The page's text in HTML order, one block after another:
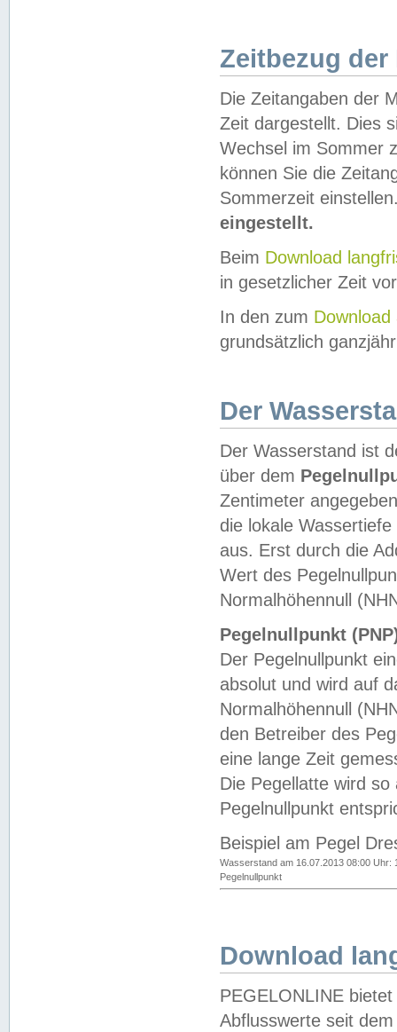
Zeitbezug der
Die Zeitangaben der
Zeit dargestellt. Dies
Wechsel im Sommer
können Sie die
Sommerzeit
eingestellt.
Beim Download
in gesetzlicher Zeit
In den zum Download
grundsätzlich
Der
Der Wasserstand ist
über dem
Zentimeter
die lokale
aus. Erst durch die
Wert des
Normalhöhennull
Pegelnullpunkt
Der Pegelnullpunkt
absolut und wird auf
Normalhöhennull
den Betreiber des
eine lange Zeit
Die Pegellatte wird
Pegelnullpunkt
Beispiel am Pegel
Wasserstand am 16.07.2013 08:00 Uhr:
Pegelnullpunkt
Download
PEGELONLINE
Abflusswerte seit